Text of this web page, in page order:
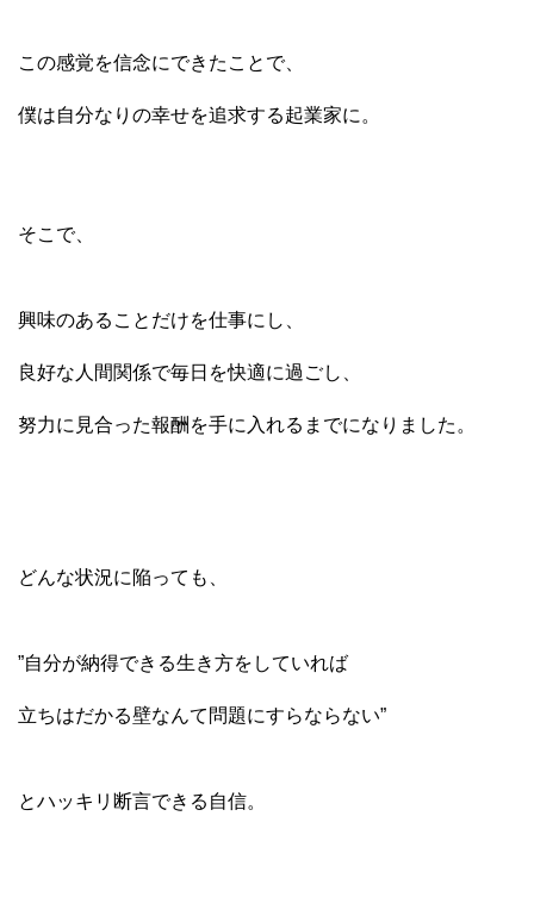
この感覚を信念にできたことで、
僕は自分なりの幸せを追求する起業家に。
そこで、
興味のあることだけを仕事にし、
良好な人間関係で毎日を快適に過ごし、
努力に見合った報酬を手に入れるまでになりました。
どんな状況に陥っても、
”自分が納得できる生き方をしていれば
立ちはだかる壁なんて問題にすらならない”
とハッキリ断言できる自信。